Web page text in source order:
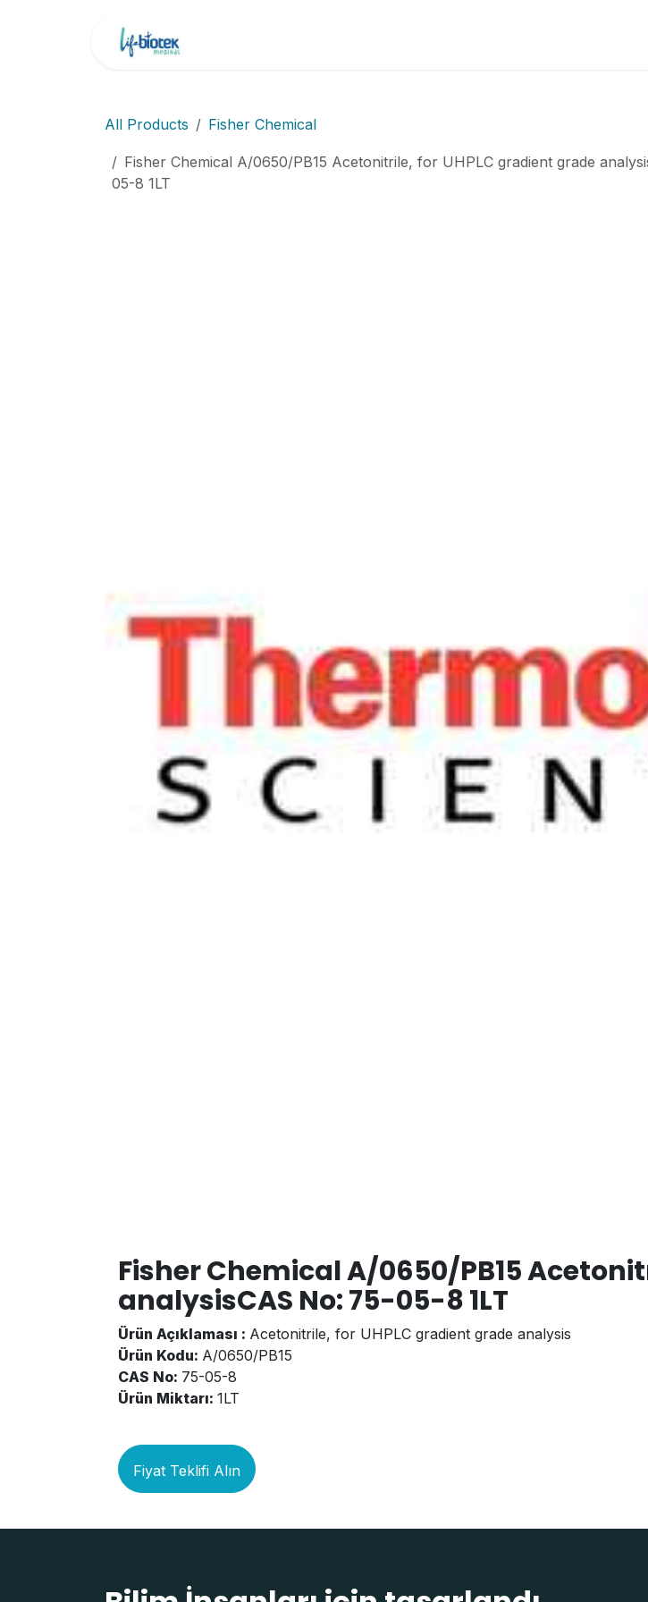
All Products Fisher Chemical
Fisher Chemical A/0650/PB15 Acetonitrile, for UHPLC gradient grade
05-8 1LT
Fisher Chemical A/0650/PB15
analysisCAS No: 75-05-8 1LT
Ürün Açıklaması : Acetonitrile, for UHPLC gradient grade analysis
Ürün Kodu: A/0650/PB15
CAS No: 75-05-8
Ürün Miktarı: 1LT
Fiyat Teklifi Alın